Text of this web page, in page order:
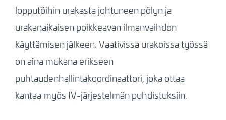
lopputöihin urakasta johtuneen pölyn ja
urakanaikaisen poikkeavan ilmanvaihdon
käyttämisen jälkeen. Vaativissa urakoissa työssä
on aina mukana erikseen
puhtaudenhallintakoordinaattori, joka ottaa
kantaa myös IV-järjestelmän puhdistuksiin.